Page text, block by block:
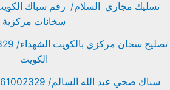
سخانات مركزية
الكويت